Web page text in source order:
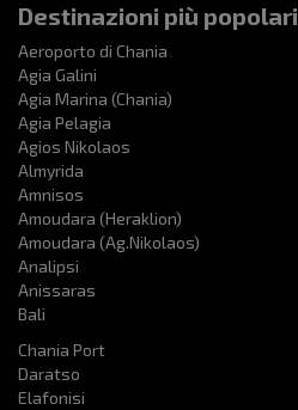
Destinazioni più popolari
Aeroporto di Chania
Agia Galini
Agia Marina (Chania)
Agia Pelagia
Agios Nikolaos
Almyrida
Amnisos
Amoudara (Heraklion)
Amoudara (Ag.Nikolaos)
Analipsi
Anissaras
Bali
Chania Port
Daratso
Elafonisi